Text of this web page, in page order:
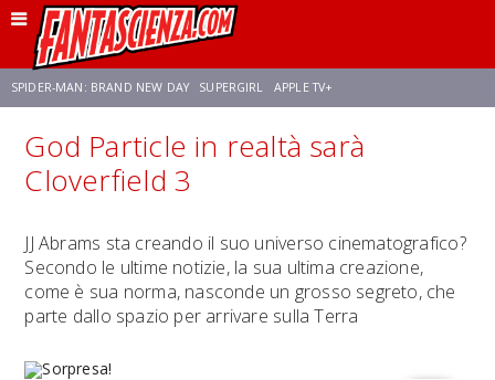
SPIDER-MAN: BRAND NEW DAY SUPERGIRL APPLE TV+
FRANCO RICCIARDIELLO ZENDAYA AVENGERS: DOOMSDAY
God Particle in realtà sarà
Cloverfield 3
JJ Abrams sta creando il suo universo cinematografico?
Secondo le ultime notizie, la sua ultima creazione,
come è sua norma, nasconde un grosso segreto, che
parte dallo spazio per arrivare sulla Terra